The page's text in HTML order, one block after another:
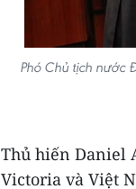
Phó Chủ tịch nước
Thủ hiến Daniel
Victoria và Việt